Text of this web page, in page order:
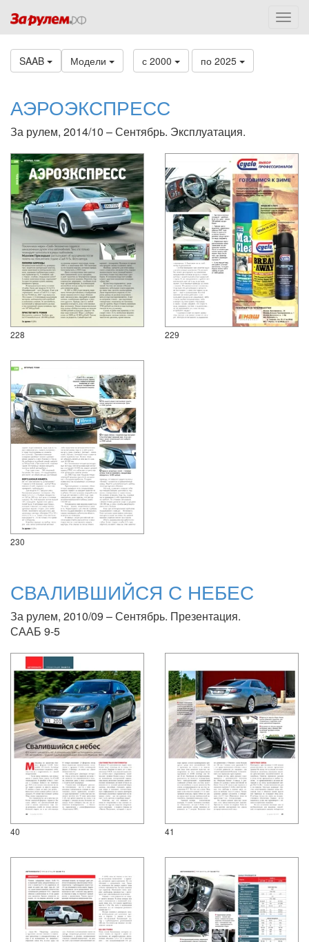
SAAB Модели с 2000 по 2025
АЭРОЭКСПРЕСС
За рулем, 2014/10 – Сентябрь. Эксплуатация.
228 229
230
СВАЛИВШИЙСЯ С НЕБЕС
За рулем, 2010/09 – Сентябрь. Презентация.
СААБ 9-5
40 41